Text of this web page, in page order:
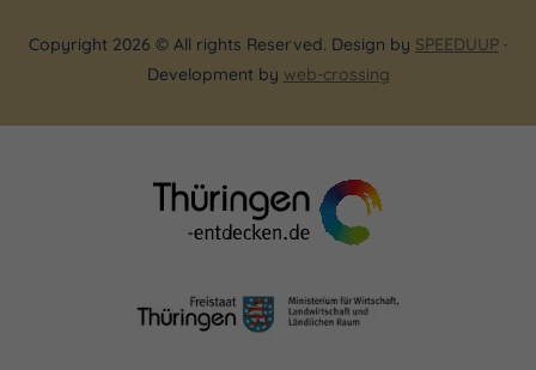
Copyright 2026 © All rights Reserved. Design by SPEEDUUP ·
Development by web-crossing